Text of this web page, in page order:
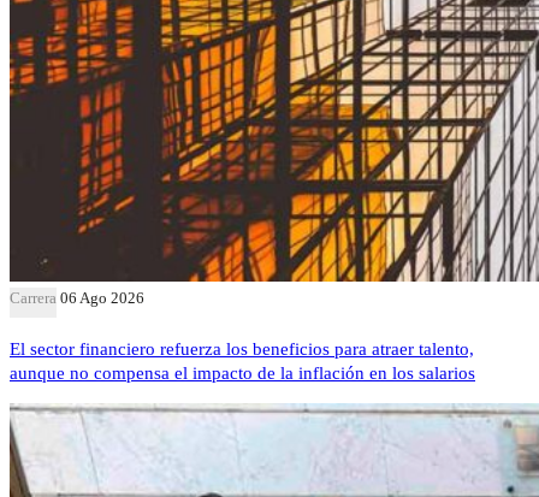
Carrera 06 Ago 2026
El sector financiero refuerza los beneficios para atraer talento,
aunque no compensa el impacto de la inflación en los salarios